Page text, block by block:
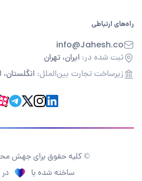
راه‌های ارتباطی
info@Jahesh.co
ثبت شده در: ایران، تهران
زیرساخت تجارت بین‌الملل: انگلستان،
© کلیه حقوق برای جهش
ساخته شده با